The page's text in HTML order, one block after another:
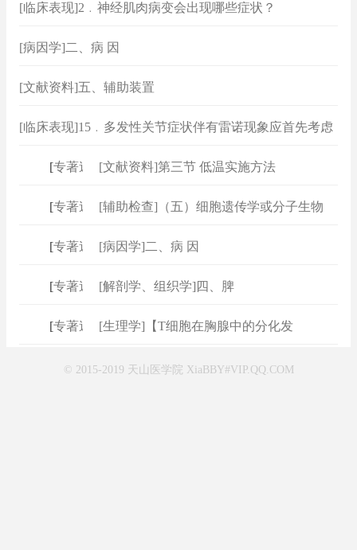
[临床表现]2﹒神经肌肉病变会出现哪些症状？
[病因学]二、病 因
[文献资料]五、辅助装置
[临床表现]15﹒多发性关节症状伴有雷诺现象应首先考虑
专著速查 ]
[文献资料]第三节 低温实施方法
专著速查 ]
[辅助检查]（五）细胞遗传学或分子生物
专著速查 ]
[病因学]二、病 因
专著速查 ]
[解剖学、组织学]四、脾
专著速查 ]
[生理学]【T细胞在胸腺中的分化发
© 2015-2019 天山医学院 XiaBBY#VIP.QQ.COM